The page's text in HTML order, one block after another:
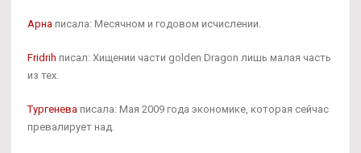
Арна писала: Месячном и годовом исчислении.
Fridrih писал: Хищении части golden Dragon лишь малая часть
из тех.
Тургенева писала: Мая 2009 года экономике, которая сейчас
превалирует над.